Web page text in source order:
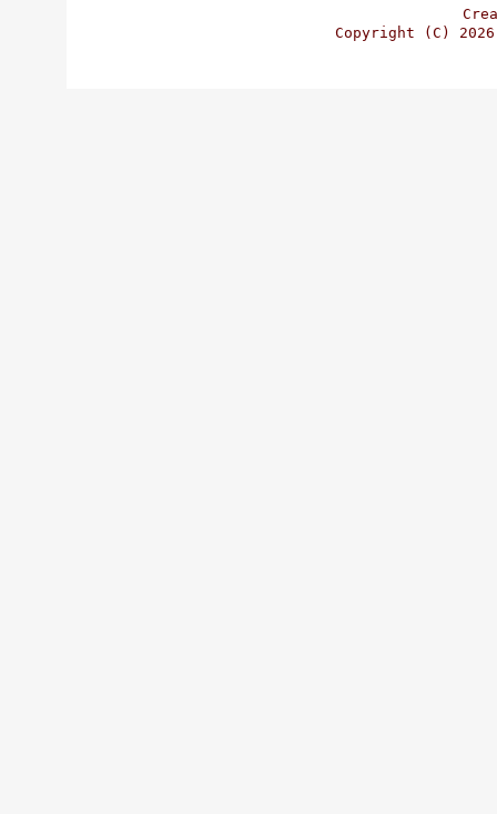
Copyright (C)